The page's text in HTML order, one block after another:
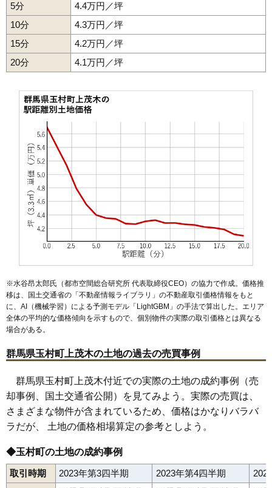
5分
4.4万円／坪
10分
4.3万円／坪
15分
4.2万円／坪
20分
4.1万円／坪
※水谷昂太郎氏（都市空間総合研究所 代表取締役CEO）の協力で作成。価格推
移は、国土交通省の「不動産情報ライブラリ 」の不動産取引価格情報をもと
に、AI（機械学習）による予測モデル「LightGBM」の手法で算出した。エリア
全体の平均的な価格傾向を示すもので、個別物件の実際の取引価格とは異なる
場合がある。
群馬県玉村町上茂木の土地の過去の売買事例
群馬県玉村町上茂木付近での実際の土地の成約事例（売
却事例、国土交通省公開）を見てみよう。実際の売買は、
さまざまな物件が含まれているため、価格はかなりバラバ
ラだが、 土地の価格相場算定の参考としよう。
◆玉村町の土地の成約事例
取引時期 2023年第3四半期 2023年第4四半期